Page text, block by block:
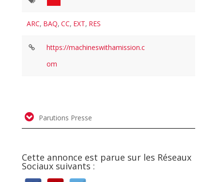
ARC, BAQ, CC, EXT, RES
https://machineswithamission.c
om
Parutions Presse
Cette annonce est parue sur les Réseaux
Sociaux suivants :